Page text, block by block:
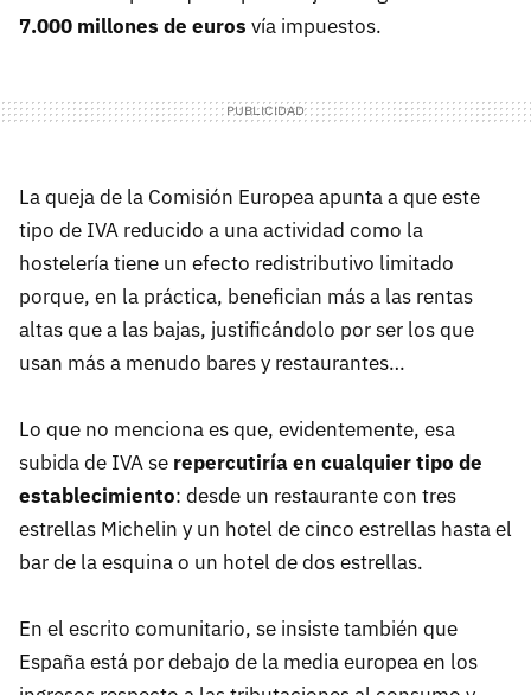
7.000 millones de euros vía impuestos.
La queja de la Comisión Europea apunta a que este
tipo de IVA reducido a una actividad como la
hostelería tiene un efecto redistributivo limitado
porque, en la práctica, benefician más a las rentas
altas que a las bajas, justificándolo por ser los que
usan más a menudo bares y restaurantes…
Lo que no menciona es que, evidentemente, esa
subida de IVA se repercutiría en cualquier tipo de
establecimiento: desde un restaurante con tres
estrellas Michelin y un hotel de cinco estrellas hasta el
bar de la esquina o un hotel de dos estrellas.
En el escrito comunitario, se insiste también que
España está por debajo de la media europea en los